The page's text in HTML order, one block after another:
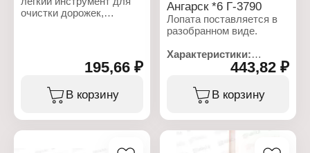
очистки дорожек,
низким температурам и
достаточно прочен,
влажный снег. К
приспособлению
подходит черенок
любого размера и из
195,66 ₽
В корзину
Ангарск *6 Г-3790
Лопата поставляется в
разобранном виде.
Характеристики:
Производитель:
ПРОИЗВОДИТЕЛЬ
Тип товара: Лопата
443,82 ₽
В корзину